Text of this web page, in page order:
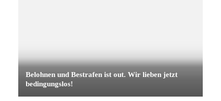
Belohnen und Bestrafen ist out. Wir lieben jetzt
bedingungslos!